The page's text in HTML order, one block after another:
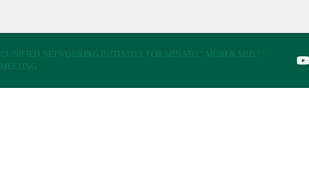
©UNIFIED NETWORKING INITIATIVE FOR MINATO “ MORI & MIZU “
MEETING